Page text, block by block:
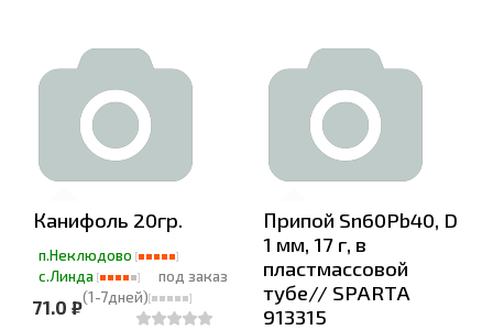
Канифоль 20гр.
п.Неклюдово
с.Линда
под заказ
(1-7дней)
71.0 ₽
Припой Sn60Pb40, D
1 мм, 17 г, в
пластмассовой
тубе// SPARTA
913315